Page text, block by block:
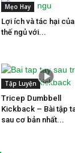
Mẹo Hay
Lợi ích và tác hại
thế ngủ với...
Tập Luyện
Tricep Dumbbell
Kickback – Bài tập
sau cơ bản nhất...